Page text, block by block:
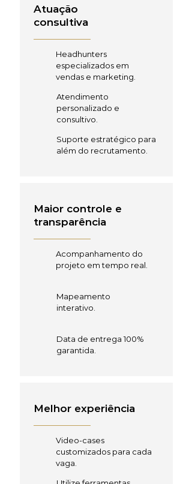
Atuação
consultiva
Headhunters
especializados em
vendas e marketing.
Atendimento
personalizado e
consultivo.
Suporte estratégico para
além do recrutamento.
Maior controle e
transparência
Acompanhamento do
projeto em tempo real.
Mapeamento
interativo.
Data de entrega 100%
garantida.
Melhor experiência
Video-cases
customizados para cada
vaga.